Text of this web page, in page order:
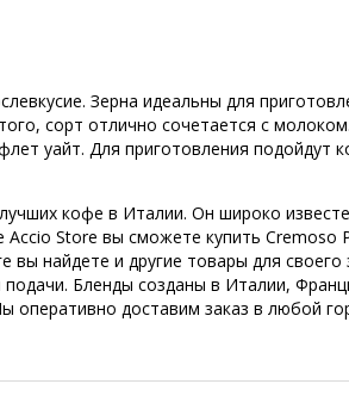
Зерна идеальны для
сорт отлично сочетается с
уайт. Для приготовления подойдут
кофе в Италии. Он широко
Store вы сможете купить Cremoso
вы найдете и другие товары для
Бленды созданы в Италии,
оперативно доставим заказ в любой